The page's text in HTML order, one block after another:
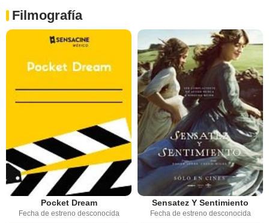
Filmografía
Pocket Dream
Fecha de estreno desconocida
Sensatez Y Sentimiento
Fecha de estreno desconocida